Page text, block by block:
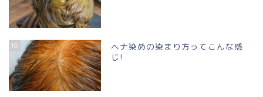
10
ヘナ染めの染まり方ってこんな感
じ!